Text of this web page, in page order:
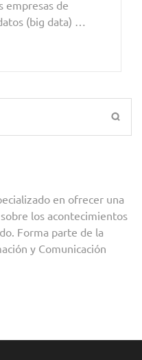
empresas de
(big data) …
en ofrecer una
los acontecimientos
Forma parte de la
y Comunicación